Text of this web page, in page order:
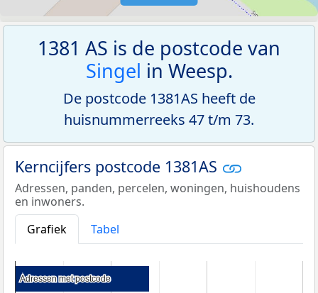
1381 AS is de postcode van
Singel in Weesp.
De postcode 1381AS heeft de
huisnummerreeks 47 t/m 73.
Kerncijfers postcode 1381AS
Adressen, panden, percelen, woningen, huishoudens
en inwoners.
Grafiek
Tabel
Adressen met postcode
Adressen met postcode